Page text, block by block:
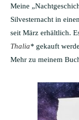
Meine
Silvesternacht in
seit März erhältlich.
Thalia* gekauft
Mehr zu meinem